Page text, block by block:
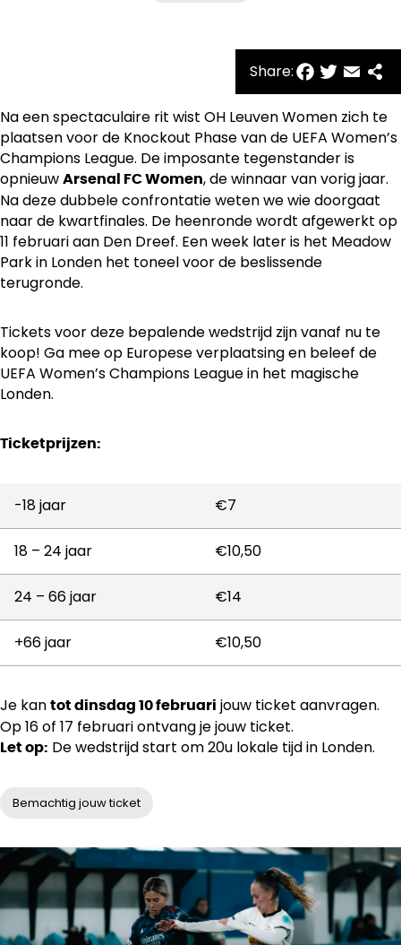
Share:
Na een spectaculaire rit wist OH Leuven Women zich te
plaatsen voor de Knockout Phase van de UEFA Women’s
Champions League. De imposante tegenstander is
opnieuw Arsenal FC Women, de winnaar van vorig jaar.
Na deze dubbele confrontatie weten we wie doorgaat
naar de kwartfinales. De heenronde wordt afgewerkt op
11 februari aan Den Dreef. Een week later is het Meadow
Park in Londen het toneel voor de beslissende
terugronde.
Tickets voor deze bepalende wedstrijd zijn vanaf nu te
koop! Ga mee op Europese verplaatsing en beleef de
UEFA Women’s Champions League in het magische
Londen.
Ticketprijzen:
-18 jaar €7
18 – 24 jaar €10,50
24 – 66 jaar €14
+66 jaar €10,50
Je kan tot dinsdag 10 februari jouw ticket aanvragen.
Op 16 of 17 februari ontvang je jouw ticket.
Let op: De wedstrijd start om 20u lokale tijd in Londen.
Bemachtig jouw ticket